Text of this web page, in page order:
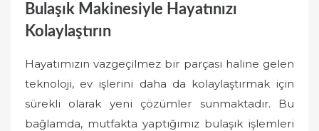
Bulaşık Makinesiyle Hayatınızı
Kolaylaştırın
Hayatımızın vazgeçilmez bir parçası haline gelen
teknoloji, ev işlerini daha da kolaylaştırmak için
sürekli olarak yeni çözümler sunmaktadır. Bu
bağlamda, mutfakta yaptığımız bulaşık işlemleri